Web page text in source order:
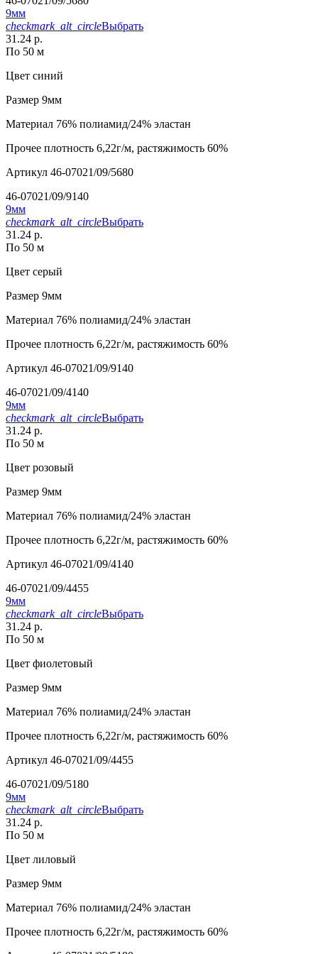
9мм
checkmark_alt_circleВыбрать
31.24 р.
По 50 м
Цвет синий
Размер 9мм
Материал 76% полиамид/24% эластан
Прочее плотность 6,22г/м, растяжимость 60%
Артикул 46-07021/09/5680
46-07021/09/9140
9мм
checkmark_alt_circleВыбрать
31.24 р.
По 50 м
Цвет серый
Размер 9мм
Материал 76% полиамид/24% эластан
Прочее плотность 6,22г/м, растяжимость 60%
Артикул 46-07021/09/9140
46-07021/09/4140
9мм
checkmark_alt_circleВыбрать
31.24 р.
По 50 м
Цвет розовый
Размер 9мм
Материал 76% полиамид/24% эластан
Прочее плотность 6,22г/м, растяжимость 60%
Артикул 46-07021/09/4140
46-07021/09/4455
9мм
checkmark_alt_circleВыбрать
31.24 р.
По 50 м
Цвет фиолетовый
Размер 9мм
Материал 76% полиамид/24% эластан
Прочее плотность 6,22г/м, растяжимость 60%
Артикул 46-07021/09/4455
46-07021/09/5180
9мм
checkmark_alt_circleВыбрать
31.24 р.
По 50 м
Цвет лиловый
Размер 9мм
Материал 76% полиамид/24% эластан
Прочее плотность 6,22г/м, растяжимость 60%